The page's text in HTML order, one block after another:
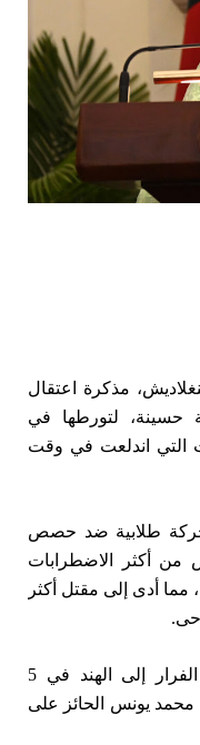
مذكرة اعتقال
حسينة، لتورطها في
التي اندلعت في وقت
طلابية ضد حصص
من أكثر الاضطرابات
دموية منذ استقلال البلاد في عام 1971، مما أدى إلى مقتل أكثر
وأجبرت أعمال العنف حسينة على الفرار إلى الهند في 5
يونس الحائز على